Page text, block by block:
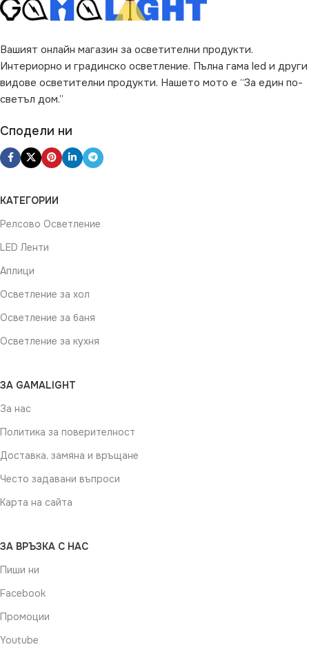
Вашият онлайн магазин за осветителни продукти.
Интериорно и градинско осветление. Пълна гама led и други
видове осветителни продукти. Нашето мото е “За един по-
светъл дом.”
Сподели ни
КАТЕГОРИИ
Релсово Осветление
LED Ленти
Аплици
Осветление за хол
Осветление за баня
Осветление за кухня
ЗА GAMALIGHT
За нас
Политика за поверителност
Доставка, замяна и връщане
Често задавани въпроси
Карта на сайта
ЗА ВРЪЗКА С НАС
Пиши ни
Facebook
Промоции
Youtube